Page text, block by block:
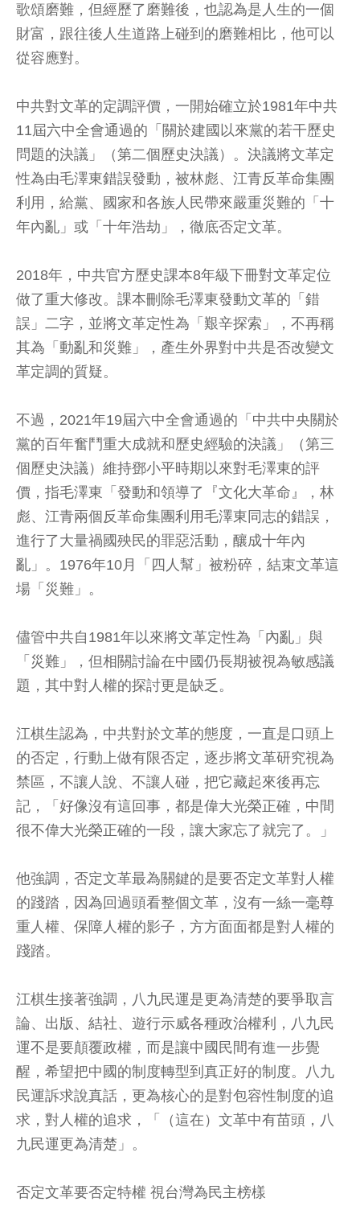
歌頌磨難，但經歷了磨難後，也認為是人生的一個
財富，跟往後人生道路上碰到的磨難相比，他可以
從容應對。
中共對文革的定調評價，一開始確立於1981年中共
11屆六中全會通過的「關於建國以來黨的若干歷史
問題的決議」（第二個歷史決議）。決議將文革定
性為由毛澤東錯誤發動，被林彪、江青反革命集團
利用，給黨、國家和各族人民帶來嚴重災難的「十
年內亂」或「十年浩劫」，徹底否定文革。
2018年，中共官方歷史課本8年級下冊對文革定位
做了重大修改。課本刪除毛澤東發動文革的「錯
誤」二字，並將文革定性為「艱辛探索」，不再稱
其為「動亂和災難」，產生外界對中共是否改變文
革定調的質疑。
不過，2021年19屆六中全會通過的「中共中央關於
黨的百年奮鬥重大成就和歷史經驗的決議」（第三
個歷史決議）維持鄧小平時期以來對毛澤東的評
價，指毛澤東「發動和領導了『文化大革命』，林
彪、江青兩個反革命集團利用毛澤東同志的錯誤，
進行了大量禍國殃民的罪惡活動，釀成十年內
亂」。1976年10月「四人幫」被粉碎，結束文革這
場「災難」。
儘管中共自1981年以來將文革定性為「內亂」與
「災難」，但相關討論在中國仍長期被視為敏感議
題，其中對人權的探討更是缺乏。
江棋生認為，中共對於文革的態度，一直是口頭上
的否定，行動上做有限否定，逐步將文革研究視為
禁區，不讓人說、不讓人碰，把它藏起來後再忘
記，「好像沒有這回事，都是偉大光榮正確，中間
很不偉大光榮正確的一段，讓大家忘了就完了。」
他強調，否定文革最為關鍵的是要否定文革對人權
的踐踏，因為回過頭看整個文革，沒有一絲一毫尊
重人權、保障人權的影子，方方面面都是對人權的
踐踏。
江棋生接著強調，八九民運是更為清楚的要爭取言
論、出版、結社、遊行示威各種政治權利，八九民
運不是要顛覆政權，而是讓中國民間有進一步覺
醒，希望把中國的制度轉型到真正好的制度。八九
民運訴求說真話，更為核心的是對包容性制度的追
求，對人權的追求，「（這在）文革中有苗頭，八
九民運更為清楚」。
否定文革要否定特權 視台灣為民主榜樣